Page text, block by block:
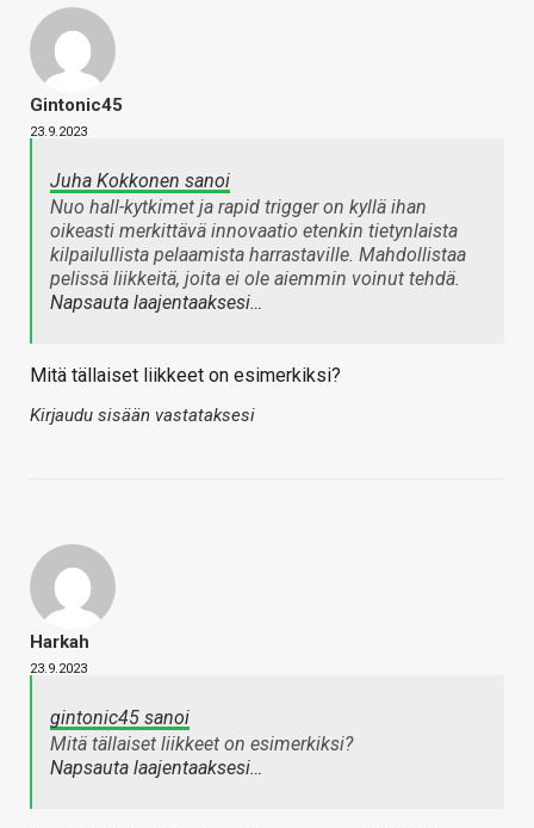
Gintonic45
23.9.2023
Juha Kokkonen sanoi
Nuo hall-kytkimet ja rapid trigger on kyllä ihan
oikeasti merkittävä innovaatio etenkin tietynlaista
kilpailullista pelaamista harrastaville. Mahdollistaa
pelissä liikkeitä, joita ei ole aiemmin voinut tehdä.
Napsauta laajentaaksesi…
Mitä tällaiset liikkeet on esimerkiksi?
Kirjaudu sisään vastataksesi
Harkah
23.9.2023
gintonic45 sanoi
Mitä tällaiset liikkeet on esimerkiksi?
Napsauta laajentaaksesi…